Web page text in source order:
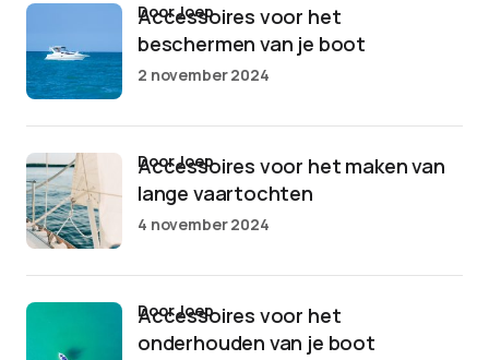
Accessoires voor het
beschermen van je boot
door Joep
2 november 2024
Accessoires voor het maken van
lange vaartochten
door Joep
4 november 2024
Accessoires voor het
onderhouden van je boot
door Joep